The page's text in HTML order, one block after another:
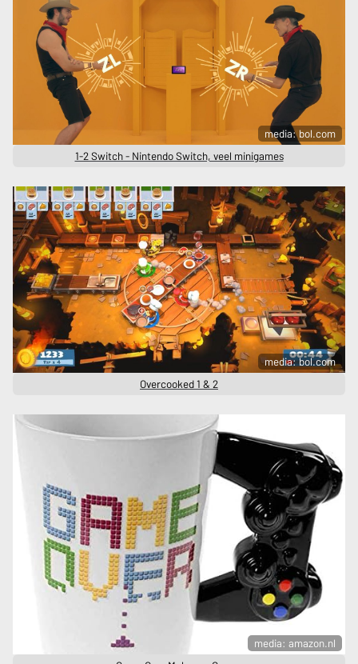
media: bol.com
1-2 Switch - Nintendo Switch, veel minigames
media: bol.com
Overcooked 1 & 2
media: amazon.nl